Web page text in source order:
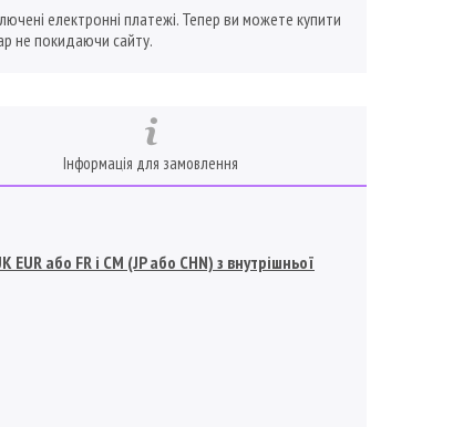
електронні платежі. Тепер ви можете купити
не покидаючи сайту.
Інформація для замовлення
або FR і СМ (JP або CHN) з внутрішньої